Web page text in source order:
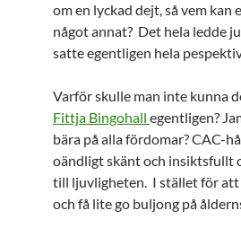
om en lyckad dejt, så vem
något annat? Det hela ledde
satte egentligen hela
Varför skulle man inte kunna
Fittja Bingohall egentligen?
bära på alla fördomar? CAC-
oändligt skänt och insiktsfullt
till ljuvligheten. I stället för att
och få lite go buljong på